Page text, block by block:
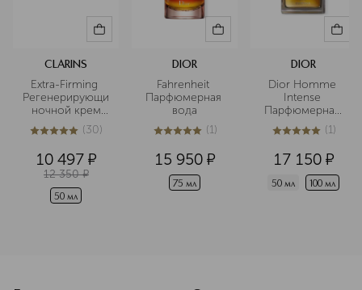
CLARINS
Extra-Firming
Регенерирующий
ночной крем
для лица для
любого типа
5из 530 (30)
10 497 ¤
12 350 ¤
50 мл
DIOR
Fahrenheit
Парфюмерная
вода
5из 51 (1)
15 950 ¤
75 мл
DIOR
Dior Homme
Intense
Парфюмерная
вода
5из 51 (1)
17 150 ¤
50 мл 100 мл